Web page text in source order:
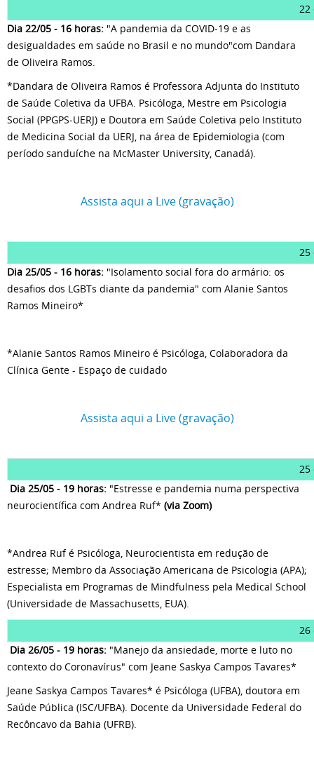
22
Dia 22/05 - 16 horas: "A pandemia da COVID-19 e as
desigualdades em saúde no Brasil e no mundo"com Dandara
de Oliveira Ramos.
*Dandara de Oliveira Ramos é Professora Adjunta do Instituto
de Saúde Coletiva da UFBA. Psicóloga, Mestre em Psicologia
Social (PPGPS-UERJ) e Doutora em Saúde Coletiva pelo Instituto
de Medicina Social da UERJ, na área de Epidemiologia (com
período sanduíche na McMaster University, Canadá).
Assista aqui a Live (gravação)
25
Dia 25/05 - 16 horas: "Isolamento social fora do armário: os
desafios dos LGBTs diante da pandemia" com Alanie Santos
Ramos Mineiro*
*Alanie Santos Ramos Mineiro é Psicóloga, Colaboradora da
Clínica Gente - Espaço de cuidado
Assista aqui a Live (gravação)
25
Dia 25/05 - 19 horas: "Estresse e pandemia numa perspectiva
neurocientífica com Andrea Ruf* (via Zoom)
*Andrea Ruf é Psicóloga, Neurocientista em redução de
estresse; Membro da Associação Americana de Psicologia (APA);
Especialista em Programas de Mindfulness pela Medical School
(Universidade de Massachusetts, EUA).
26
Dia 26/05 - 19 horas: "Manejo da ansiedade, morte e luto no
contexto do Coronavírus" com Jeane Saskya Campos Tavares*
Jeane Saskya Campos Tavares* é Psicóloga (UFBA), doutora em
Saúde Pública (ISC/UFBA). Docente da Universidade Federal do
Recôncavo da Bahia (UFRB).